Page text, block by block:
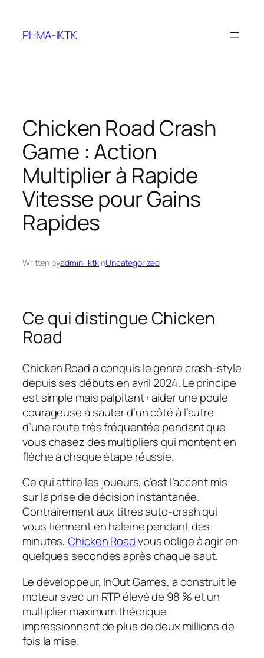
content
PHMA-IKTK
Chicken Road Crash
Game : Action
Multiplier à Rapide
Vitesse pour Gains
Rapides
Written byadmin-iktkinUncategorized
Ce qui distingue Chicken
Road
Chicken Road a conquis le genre crash‑style
depuis ses débuts en avril 2024. Le principe
est simple mais palpitant : aider une poule
courageuse à sauter d’un côté à l’autre
d’une route très fréquentée pendant que
vous chasez des multipliers qui montent en
flèche à chaque étape réussie.
Ce qui attire les joueurs, c’est l’accent mis
sur la prise de décision instantanée.
Contrairement aux titres auto‑crash qui
vous tiennent en haleine pendant des
minutes,Chicken Roadvous oblige à agir en
quelques secondes après chaque saut.
Le développeur, InOut Games, a construit le
moteur avec un RTP élevé de 98 % et un
multiplier maximum théorique
impressionnant de plus de deux millions de
fois la mise.